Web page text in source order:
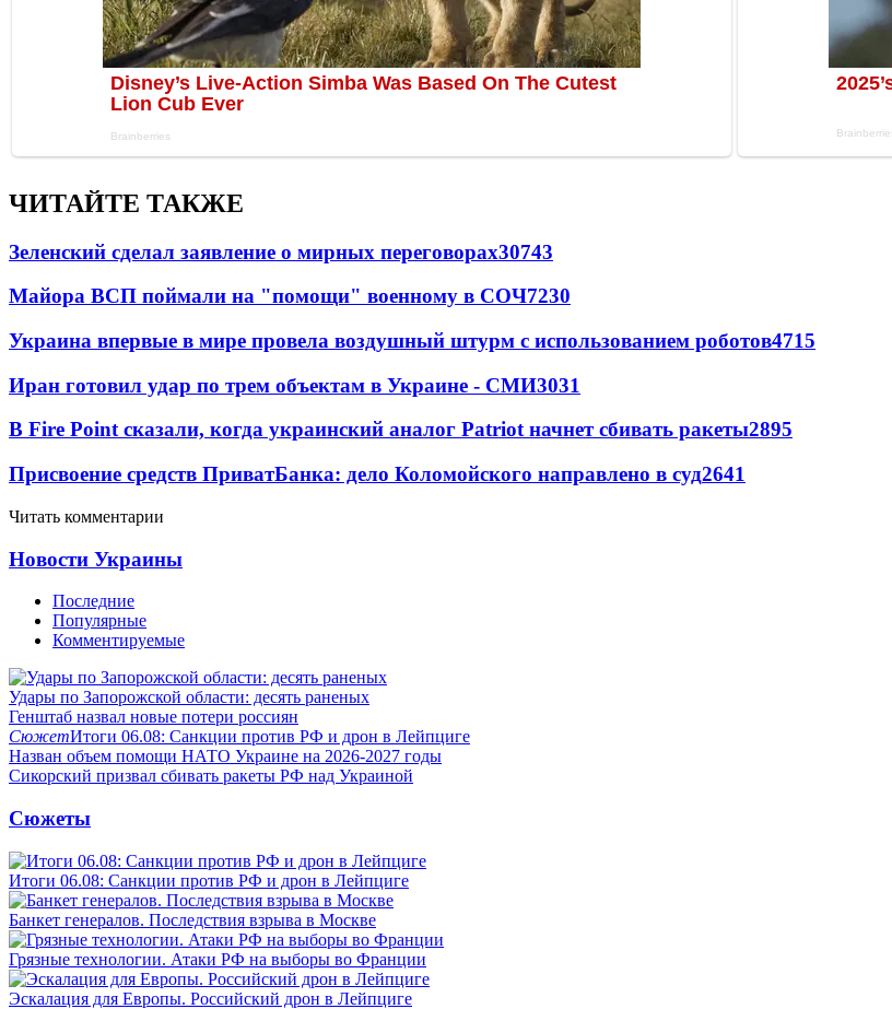
ЧИТАЙТЕ ТАКЖЕ
Зеленский сделал заявление о мирных переговорах30743
Майора ВСП поймали на "помощи" военному в СОЧ7230
Украина впервые в мире провела воздушный штурм с использованием роботов4715
Иран готовил удар по трем объектам в Украине - СМИ3031
В Fire Point сказали, когда украинский аналог Patriot начнет сбивать ракеты2895
Присвоение средств ПриватБанка: дело Коломойского направлено в суд2641
Читать комментарии
Новости Украины
Последние
Популярные
Комментируемые
Удары по Запорожской области: десять раненых
Генштаб назвал новые потери россиян
СюжетИтоги 06.08: Санкции против РФ и дрон в Лейпциге
Назван объем помощи НАТО Украине на 2026-2027 годы
Сикорский призвал сбивать ракеты РФ над Украиной
Сюжеты
Итоги 06.08: Санкции против РФ и дрон в Лейпциге
Банкет генералов. Последствия взрыва в Москве
Грязные технологии. Атаки РФ на выборы во Франции
Эскалация для Европы. Российский дрон в Лейпциге